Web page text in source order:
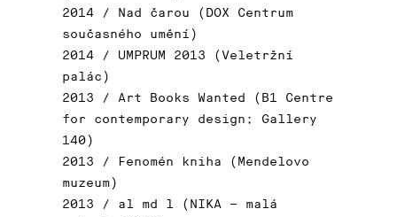
2014 / Nad čarou (DOX Centrum
současného umění)
2014 / UMPRUM 2013 (Veletržní
palác)
2013 / Art Books Wanted (B1 Centre
for contemporary design; Gallery
140)
2013 / Fenomén kniha (Mendelovo
muzeum)
2013 / al md l (NIKA – malá